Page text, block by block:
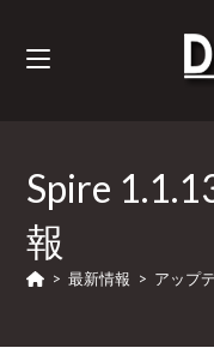
Spire
報
> 最新情報 > アップ